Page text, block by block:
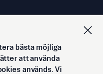
bästa möjliga
att använda
används. Vi